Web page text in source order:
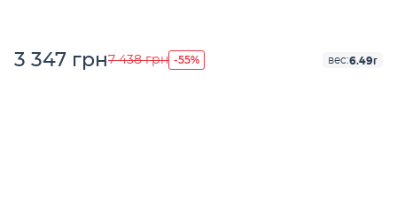
3 347 грн7 438 грн -55% вес:6.49г